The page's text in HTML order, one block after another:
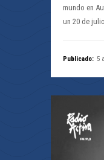
mundo en
un 20 de
Publicado: 5